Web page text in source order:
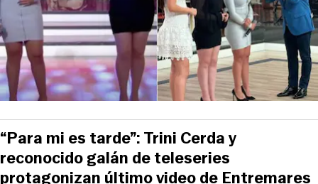
“Para mi es tarde”: Trini Cerda y
reconocido galán de teleseries
protagonizan último video de Entremares